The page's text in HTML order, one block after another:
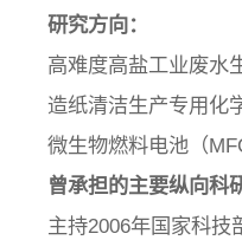
研究方向：
高难度高盐工业废水
造纸清洁生产专用化
微生物燃料电池（
曾承担的主要纵向科
主持2006年国家科技